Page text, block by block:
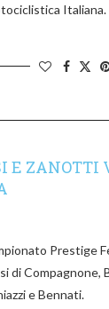
Italiana.
E ZANOTTI
Prestige
di Compagnone,
e Bennati.